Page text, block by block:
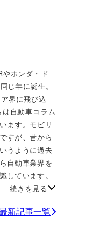
ホンダ・ド
じ年に誕生。
界に飛び込
自動車コラム
ます。モビリ
すが、昔から
うように過去
自動車業界を
しています。
続きを見る
新記事一覧